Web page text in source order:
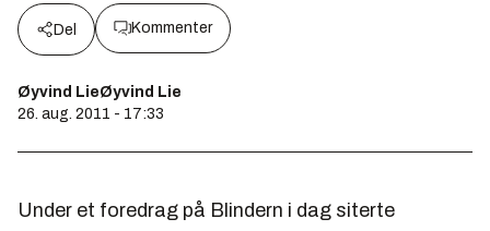
Del Kommenter
Øyvind LieØyvind Lie
26. aug. 2011 - 17:33
Under et foredrag på Blindern i dag siterte